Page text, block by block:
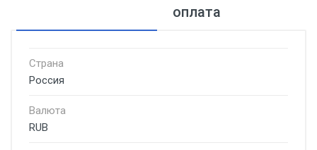
оплата
Страна
Россия
Валюта
RUB